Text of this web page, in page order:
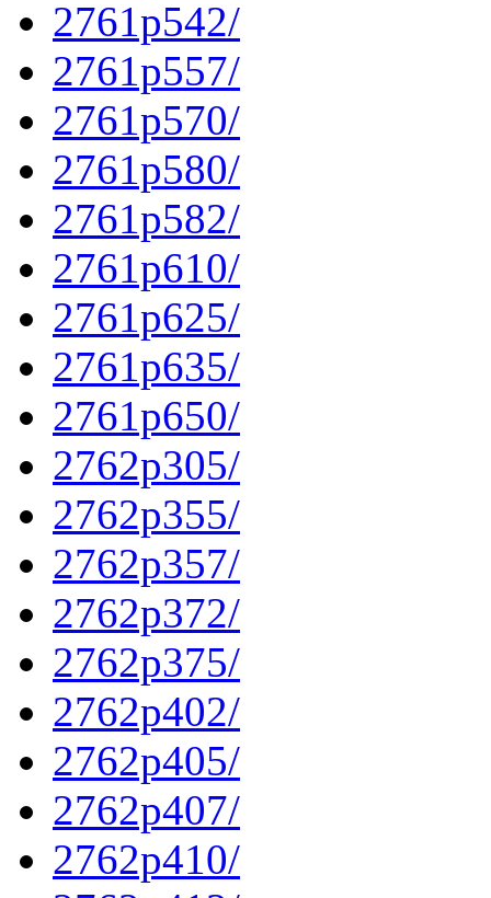
2761p542/
2761p557/
2761p570/
2761p580/
2761p582/
2761p610/
2761p625/
2761p635/
2761p650/
2762p305/
2762p355/
2762p357/
2762p372/
2762p375/
2762p402/
2762p405/
2762p407/
2762p410/